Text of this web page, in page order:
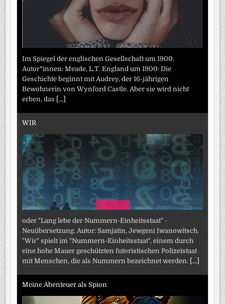
Im Spiegel der englischen Gesellschaft um 1900.
Autor*innen: Meade, L.T. England um 1900: Die
Geschichte beginnt mit Audrey, der 16-jährigen
Bewohnerin von Wynford Castle. Aber sie wird nicht
erben, das [...]
WIR
oder "Lang lebe der Nummern-Einheitsstaat" -
Neuübersetzung. Autor: Samjatin, Jewgeni Iwanowitsch.
"Wir" spielt im "Nummern-Einheitsstaat", einem durch
eine hohe Mauer geschützten futoristischen Polizeistaat
mit Menschen, die als Nummern bezeichnet werden. [...]
Meine Abenteuer als Spion